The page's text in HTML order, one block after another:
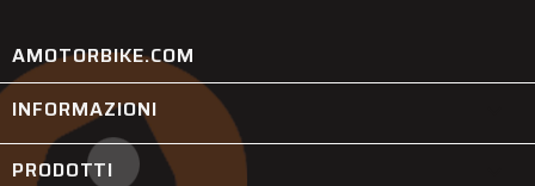
AMOTORBIKE.COM
INFORMAZIONI
PRODOTTI